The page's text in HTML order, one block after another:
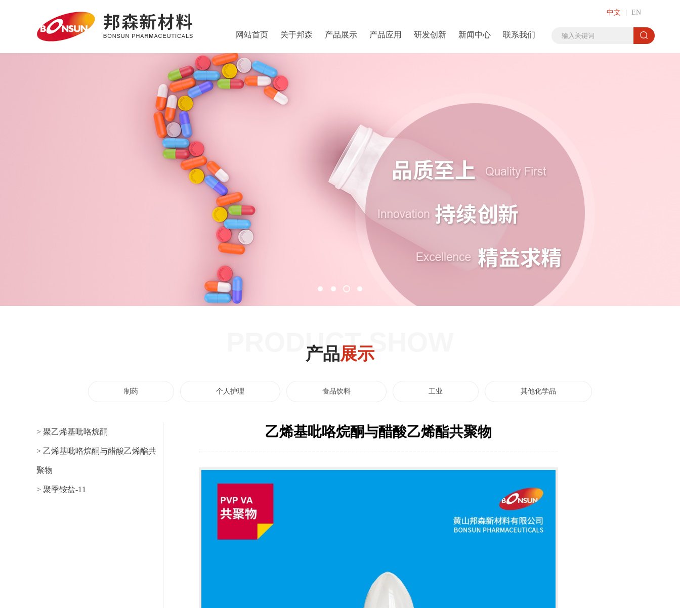
中文 EN
网站首页 关于邦森 产品展示 产品应用 研发创新 新闻中心 联系我们
PRODUCT SHOW
产品展示
制药 个人护理 食品饮料 工业 其他化学品
> 聚乙烯基吡咯烷酮
> 乙烯基吡咯烷酮与醋酸乙烯酯共
聚物
> 聚季铵盐-11
乙烯基吡咯烷酮与醋酸乙烯酯共聚物